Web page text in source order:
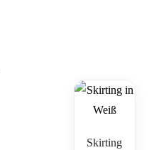
Skirting